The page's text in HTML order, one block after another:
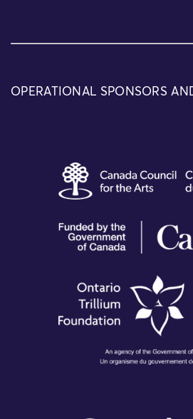
OPERATIONAL SPONSORS